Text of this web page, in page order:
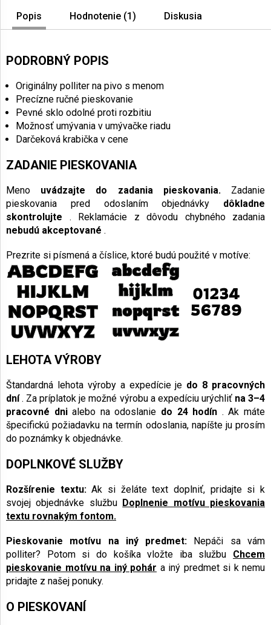
Popis Hodnotenie (1) Diskusia
PODROBNÝ POPIS
Originálny polliter na pivo s menom
Precízne ručné pieskovanie
Pevné sklo odolné proti rozbitiu
Možnosť umývania v umývačke riadu
Darčeková krabička v cene
ZADANIE PIESKOVANIA
Meno uvádzajte do zadania pieskovania. Zadanie
pieskovania pred odoslaním objednávky dôkladne
skontrolujte . Reklamácie z dôvodu chybného zadania
nebudú akceptované .
Prezrite si písmená a číslice, ktoré budú použité v motíve:
LEHOTA VÝROBY
Štandardná lehota výroby a expedície je do 8 pracovných
dní . Za príplatok je možné výrobu a expedíciu urýchliť na 3–4
pracovné dni alebo na odoslanie do 24 hodín . Ak máte
špecifickú požiadavku na termín odoslania, napíšte ju prosím
do poznámky k objednávke.
DOPLNKOVÉ SLUŽBY
Rozšírenie textu:Ak si želáte text doplniť, pridajte si k
svojej objednávke službu Doplnenie motívu pieskovania
textu rovnakým fontom.
Pieskovanie motívu na iný predmet: Nepáči sa vám
polliter? Potom si do košíka vložte iba službu Chcem
pieskovanie motívu na iný pohár a iný predmet si k nemu
pridajte z našej ponuky.
O PIESKOVANÍ